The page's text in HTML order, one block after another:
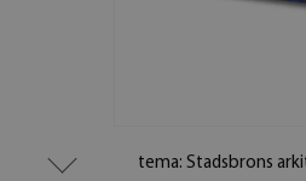
tema: Stadsbrons